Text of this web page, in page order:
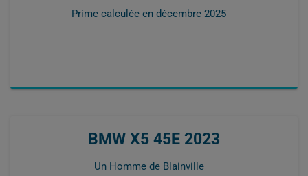
Prime calculée en décembre 2025
BMW X5 45E 2023
Un Homme de Blainville